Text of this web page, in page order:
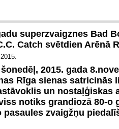
superzvaigznes Bad
Catch svētdien Arēnā
2015. gada
Rīga sienas satricinās
un nostaļģiskas
notiks grandiozā 80-o
zvaigžņu